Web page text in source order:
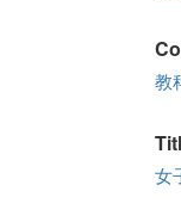
教
女